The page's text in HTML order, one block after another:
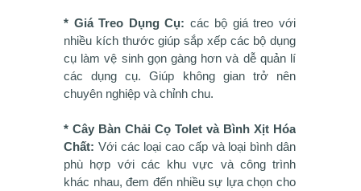
* Giá Treo Dụng Cụ: các bộ giá treo với
nhiều kích thước giúp sắp xếp các bộ dụng
cụ làm vệ sinh gọn gàng hơn và dễ quản lí
các dụng cụ. Giúp không gian trở nên
chuyên nghiệp và chỉnh chu.
* Cây Bàn Chải Cọ Tolet và Bình Xịt Hóa
Chất: Với các loại cao cấp và loại bình dân
phù hợp với các khu vực và công trình
khác nhau, đem đến nhiều sự lựa chọn cho